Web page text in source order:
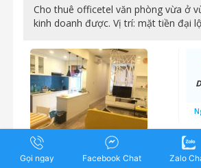
Cho thuê officetel văn phòng vừa ở
kinh doanh được. Vị trí: mặt tiền đại
Lexington Residence – cho
nội thất đầy đủ, tầng cao,
Gọi ngay Facebook Chat Zalo